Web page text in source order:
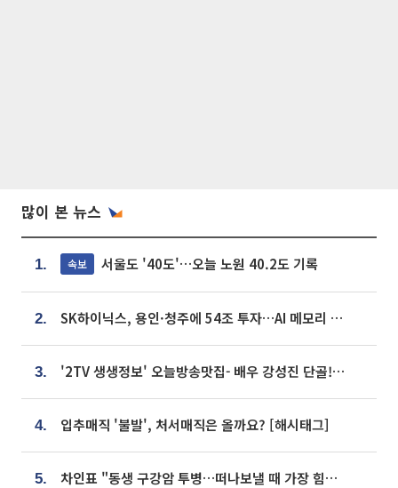
많이 본 뉴스
1. 속보 서울도 '40도'…오늘 노원 40.2도 기록
2. SK하이닉스, 용인·청주에 54조 투자…AI 메모리 생산기지 키운다
3. '2TV 생생정보' 오늘방송맛집- 배우 강성진 단골! 쌀국수ㆍ푸팟퐁 커리 맛집 '블○○○'
4. 입추매직 '불발', 처서매직은 올까요? [해시태그]
5. 차인표 "동생 구강암 투병…떠나보낼 때 가장 힘들었다”